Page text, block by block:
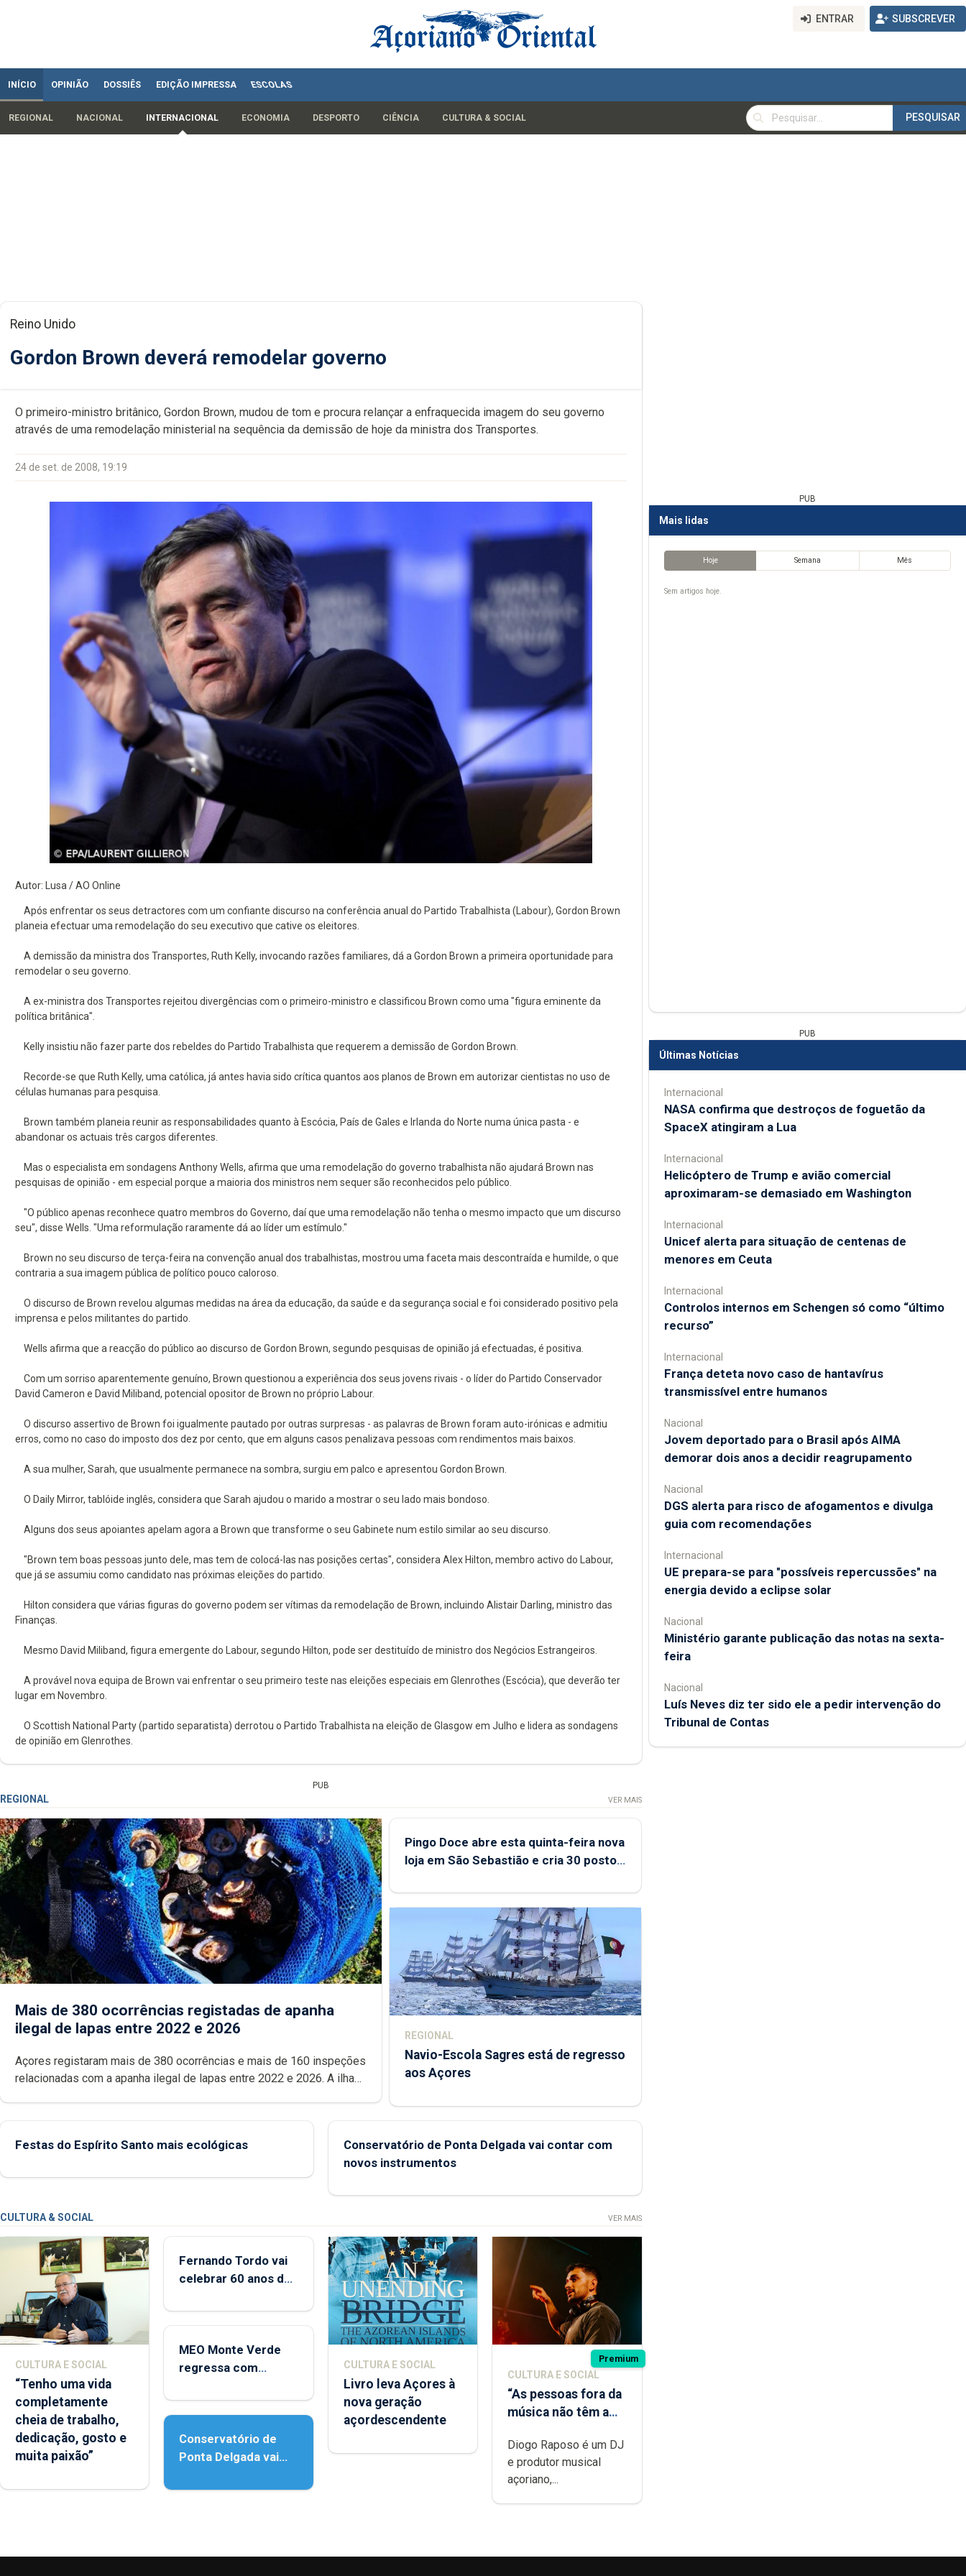
ENTRAR SUBSCREVER
INÍCIO OPINIÃO DOSSIÊS EDIÇÃO IMPRESSA ESCOLAS
REGIONAL NACIONAL INTERNACIONAL ECONOMIA DESPORTO CIÊNCIA CULTURA & SOCIAL
PESQUISAR
PESQUISAR
Reino Unido
Gordon Brown deverá remodelar governo
O primeiro-ministro britânico, Gordon Brown, mudou de tom e procura relançar a enfraquecida imagem do seu governo
através de uma remodelação ministerial na sequência da demissão de hoje da ministra dos Transportes.
24 de set. de 2008, 19:19
Autor: Lusa / AO Online
Após enfrentar os seus detractores com um confiante discurso na conferência anual do Partido Trabalhista (Labour), Gordon Brown
planeia efectuar uma remodelação do seu executivo que cative os eleitores.
A demissão da ministra dos Transportes, Ruth Kelly, invocando razões familiares, dá a Gordon Brown a primeira oportunidade para
remodelar o seu governo.
A ex-ministra dos Transportes rejeitou divergências com o primeiro-ministro e classificou Brown como uma "figura eminente da
política britânica".
Kelly insistiu não fazer parte dos rebeldes do Partido Trabalhista que requerem a demissão de Gordon Brown.
Recorde-se que Ruth Kelly, uma católica, já antes havia sido crítica quantos aos planos de Brown em autorizar cientistas no uso de
células humanas para pesquisa.
Brown também planeia reunir as responsabilidades quanto à Escócia, País de Gales e Irlanda do Norte numa única pasta - e
abandonar os actuais três cargos diferentes.
Mas o especialista em sondagens Anthony Wells, afirma que uma remodelação do governo trabalhista não ajudará Brown nas
pesquisas de opinião - em especial porque a maioria dos ministros nem sequer são reconhecidos pelo público.
"O público apenas reconhece quatro membros do Governo, daí que uma remodelação não tenha o mesmo impacto que um discurso
seu", disse Wells. "Uma reformulação raramente dá ao líder um estímulo."
Brown no seu discurso de terça-feira na convenção anual dos trabalhistas, mostrou uma faceta mais descontraída e humilde, o que
contraria a sua imagem pública de político pouco caloroso.
O discurso de Brown revelou algumas medidas na área da educação, da saúde e da segurança social e foi considerado positivo pela
imprensa e pelos militantes do partido.
Wells afirma que a reacção do público ao discurso de Gordon Brown, segundo pesquisas de opinião já efectuadas, é positiva.
Com um sorriso aparentemente genuíno, Brown questionou a experiência dos seus jovens rivais - o líder do Partido Conservador
David Cameron e David Miliband, potencial opositor de Brown no próprio Labour.
O discurso assertivo de Brown foi igualmente pautado por outras surpresas - as palavras de Brown foram auto-irónicas e admitiu
erros, como no caso do imposto dos dez por cento, que em alguns casos penalizava pessoas com rendimentos mais baixos.
A sua mulher, Sarah, que usualmente permanece na sombra, surgiu em palco e apresentou Gordon Brown.
O Daily Mirror, tablóide inglês, considera que Sarah ajudou o marido a mostrar o seu lado mais bondoso.
Alguns dos seus apoiantes apelam agora a Brown que transforme o seu Gabinete num estilo similar ao seu discurso.
"Brown tem boas pessoas junto dele, mas tem de colocá-las nas posições certas", considera Alex Hilton, membro activo do Labour,
que já se assumiu como candidato nas próximas eleições do partido.
Hilton considera que várias figuras do governo podem ser vítimas da remodelação de Brown, incluindo Alistair Darling, ministro das
Finanças.
Mesmo David Miliband, figura emergente do Labour, segundo Hilton, pode ser destituído de ministro dos Negócios Estrangeiros.
A provável nova equipa de Brown vai enfrentar o seu primeiro teste nas eleições especiais em Glenrothes (Escócia), que deverão ter
lugar em Novembro.
O Scottish National Party (partido separatista) derrotou o Partido Trabalhista na eleição de Glasgow em Julho e lidera as sondagens
de opinião em Glenrothes.
PUB
REGIONAL VER MAIS
Mais de 380 ocorrências registadas de apanha
ilegal de lapas entre 2022 e 2026
Açores registaram mais de 380 ocorrências e mais de 160 inspeções
relacionadas com a apanha ilegal de lapas entre 2022 e 2026. A ilha
Pingo Doce abre esta quinta-feira nova
loja em São Sebastião e cria 30 postos
REGIONAL
Navio-Escola Sagres está de regresso
aos Açores
Festas do Espírito Santo mais ecológicas
Conservatório de Ponta Delgada vai contar com
novos instrumentos
CULTURA & SOCIAL VER MAIS
CULTURA E SOCIAL
“Tenho uma vida
completamente
cheia de trabalho,
dedicação, gosto e
muita paixão”
Fernando Tordo vai
celebrar 60 anos de
Micaelense
MEO Monte Verde
regressa com
acessibilidade
Conservatório de
Ponta Delgada vai
instrumentos
CULTURA E SOCIAL
Livro leva Açores à
nova geração
açordescendente
Premium
CULTURA E SOCIAL
“As pessoas fora da
música não têm a
difícil é produzir
uma música”
Diogo Raposo é um DJ
e produtor musical
açoriano,...
PUB
Mais lidas
Hoje Semana Mês
Sem artigos hoje.
PUB
Últimas Notícias
Internacional
NASA confirma que destroços de foguetão da
SpaceX atingiram a Lua
Internacional
Helicóptero de Trump e avião comercial
aproximaram-se demasiado em Washington
Internacional
Unicef alerta para situação de centenas de
menores em Ceuta
Internacional
Controlos internos em Schengen só como “último
recurso”
Internacional
França deteta novo caso de hantavírus
transmissível entre humanos
Nacional
Jovem deportado para o Brasil após AIMA
demorar dois anos a decidir reagrupamento
Nacional
DGS alerta para risco de afogamentos e divulga
guia com recomendações
Internacional
UE prepara-se para "possíveis repercussões" na
energia devido a eclipse solar
Nacional
Ministério garante publicação das notas na sexta-
feira
Nacional
Luís Neves diz ter sido ele a pedir intervenção do
Tribunal de Contas